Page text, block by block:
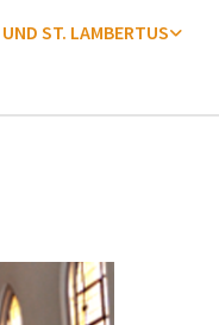
ST. LAMBERTUS